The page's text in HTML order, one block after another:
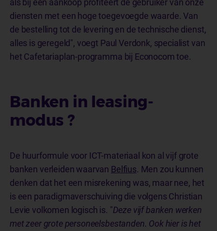
als bij een aankoop profiteert de gebruiker van onze
diensten met een hoge toegevoegde waarde. Van
de bestelling tot de levering en de technische dienst,
alles is geregeld", voegt Paul Verdonk, specialist van
het Cafetariaplan-programma bij Econocom toe.
Banken in leasing-
modus ?
De huurformule voor ICT-materiaal kon al vijf grote
banken verleiden waarvan Belfius. Men zou kunnen
denken dat het een misrekening was, maar nee, het
is een paradigmaverschuiving die volgens Christian
Levie volkomen logisch is. "Deze vijf banken werken
met zeer grote personeelsbestanden. Ook hier is het